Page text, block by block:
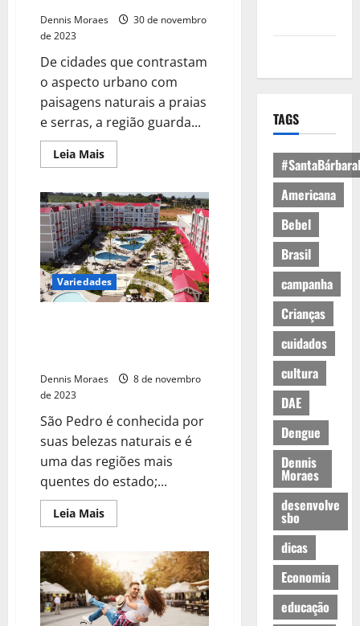
Dennis Moraes
30 de novembro
de 2023
De cidades que contrastam
o aspecto urbano com
paisagens naturais a praias
e serras, a região guarda...
Leia Mais
Variedades
Dennis Moraes
8 de novembro
de 2023
São Pedro é conhecida por
suas belezas naturais e é
uma das regiões mais
quentes do estado;...
Leia Mais
TAGS
Americana
Bebel
Brasil
campanha
Crianças
cuidados
cultura
DAE
Dengue
Dennis
Moraes
desenvolve
sbo
dicas
Economia
educação